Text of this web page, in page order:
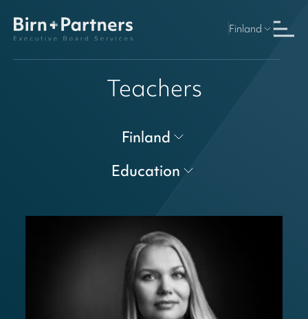
Finland
Teachers
Finland
Education